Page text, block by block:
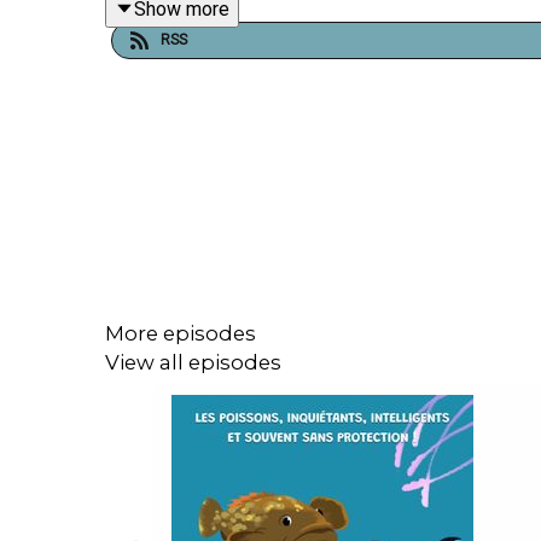
Un podcast d'Ambre Gaudet avec Tristan de la
Show more
RSS
More episodes
View all episodes